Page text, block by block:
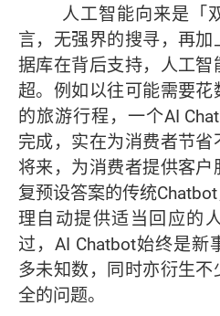
人工智能向来是「
言，无强界的搜寻，再
据库在背后支持，人工
超。例如以往可能需要
的旅游行程，一个AI
完成，实在为消费者节
将来，为消费者提供客
复预设答案的传统
理自动提供适当回应的
过，AI Chatbot始终是新
多未知数，同时亦衍生
全的问题。